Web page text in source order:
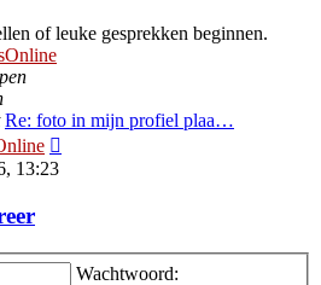
of leuke gesprekken beginnen.
Re: foto in mijn profiel plaa…
13:23
Wachtwoord: